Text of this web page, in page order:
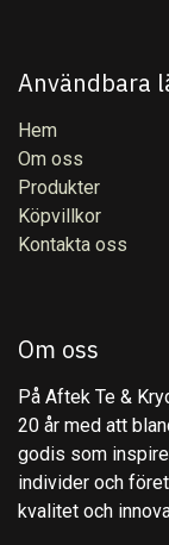
Användbara
Hem
Om oss
Produkter
Köpvillkor
Kontakta oss
Om oss
På Aftek Te &
20 år med att
godis som
individer och
kvalitet och